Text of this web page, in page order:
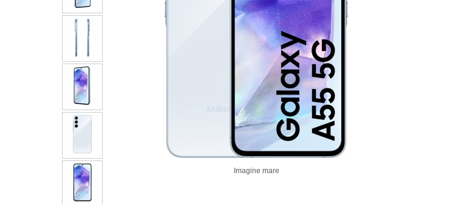
Imagine mare